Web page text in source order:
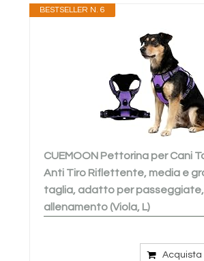
BESTSELLER N. 6
CUEMOON Pettorina per Cani
Anti Tiro Riflettente, media e
taglia, adatto per
allenamento (Viola, L)
Acquista